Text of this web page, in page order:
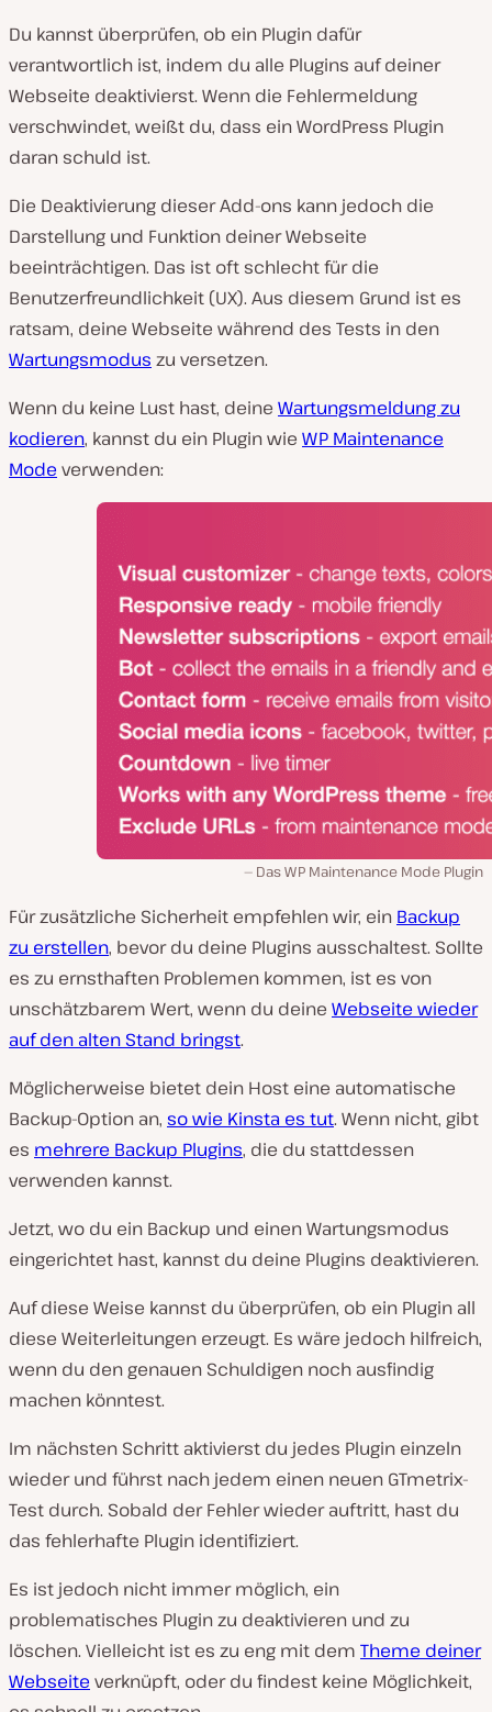
Du kannst überprüfen, ob ein Plugin dafür
verantwortlich ist, indem du alle Plugins auf deiner
Webseite deaktivierst. Wenn die Fehlermeldung
verschwindet, weißt du, dass ein WordPress Plugin
daran schuld ist.
Die Deaktivierung dieser Add-ons kann jedoch die
Darstellung und Funktion deiner Webseite
beeinträchtigen. Das ist oft schlecht für die
Benutzerfreundlichkeit (UX). Aus diesem Grund ist es
ratsam, deine Webseite während des Tests in den
Wartungsmodus zu versetzen.
Wenn du keine Lust hast, deine Wartungsmeldung zu
kodieren, kannst du ein Plugin wie WP Maintenance
Mode verwenden:
Das WP Maintenance Mode Plugin
Für zusätzliche Sicherheit empfehlen wir, ein Backup
zu erstellen, bevor du deine Plugins ausschaltest. Sollte
es zu ernsthaften Problemen kommen, ist es von
unschätzbarem Wert, wenn du deine Webseite wieder
auf den alten Stand bringst.
Möglicherweise bietet dein Host eine automatische
Backup-Option an, so wie Kinsta es tut. Wenn nicht, gibt
es mehrere Backup Plugins, die du stattdessen
verwenden kannst.
Jetzt, wo du ein Backup und einen Wartungsmodus
eingerichtet hast, kannst du deine Plugins deaktivieren.
Auf diese Weise kannst du überprüfen, ob ein Plugin all
diese Weiterleitungen erzeugt. Es wäre jedoch hilfreich,
wenn du den genauen Schuldigen noch ausfindig
machen könntest.
Im nächsten Schritt aktivierst du jedes Plugin einzeln
wieder und führst nach jedem einen neuen GTmetrix-
Test durch. Sobald der Fehler wieder auftritt, hast du
das fehlerhafte Plugin identifiziert.
Es ist jedoch nicht immer möglich, ein
problematisches Plugin zu deaktivieren und zu
löschen. Vielleicht ist es zu eng mit dem Theme deiner
Webseite verknüpft, oder du findest keine Möglichkeit,